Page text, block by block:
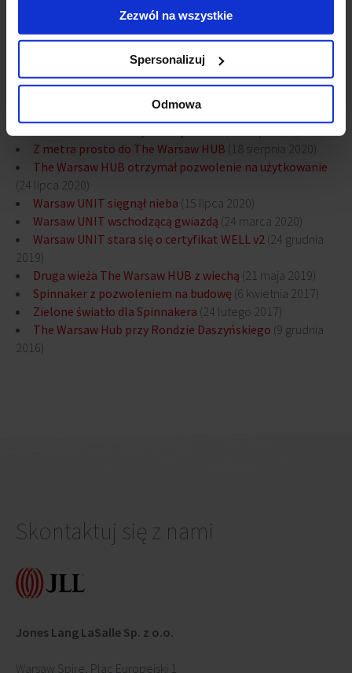
Zezwól na wszystkie
Spersonalizuj
Odmowa
Warsaw Unit z certyfikatem BREEAM na najwyższym
poziomie(23 grudnia 2021)
Skyfall Warsaw – czyli pierwszy ruchomy taras w Europie
(15 listopada 2021)
(15 października 2021)
Z metra prosto do The Warsaw HUB (18 sierpnia 2020)
The Warsaw HUB otrzymał pozwolenie na użytkowanie
(24 lipca 2020)
Warsaw UNIT sięgnął nieba (15 lipca 2020)
Warsaw UNIT wschodzącą gwiazdą (24 marca 2020)
Warsaw UNIT stara się o certyfikat WELL v2 (24 grudnia
2019)
Druga wieża The Warsaw HUB z wiechą (21 maja 2019)
Spinnaker z pozwoleniem na budowę (6 kwietnia 2017)
Zielone światło dla Spinnakera (24 lutego 2017)
The Warsaw Hub przy Rondzie Daszyńskiego (9 grudnia
2016)
Skontaktuj się z nami
Jones Lang LaSalle Sp. z o.o.
Warsaw Spire, Plac Europejski 1